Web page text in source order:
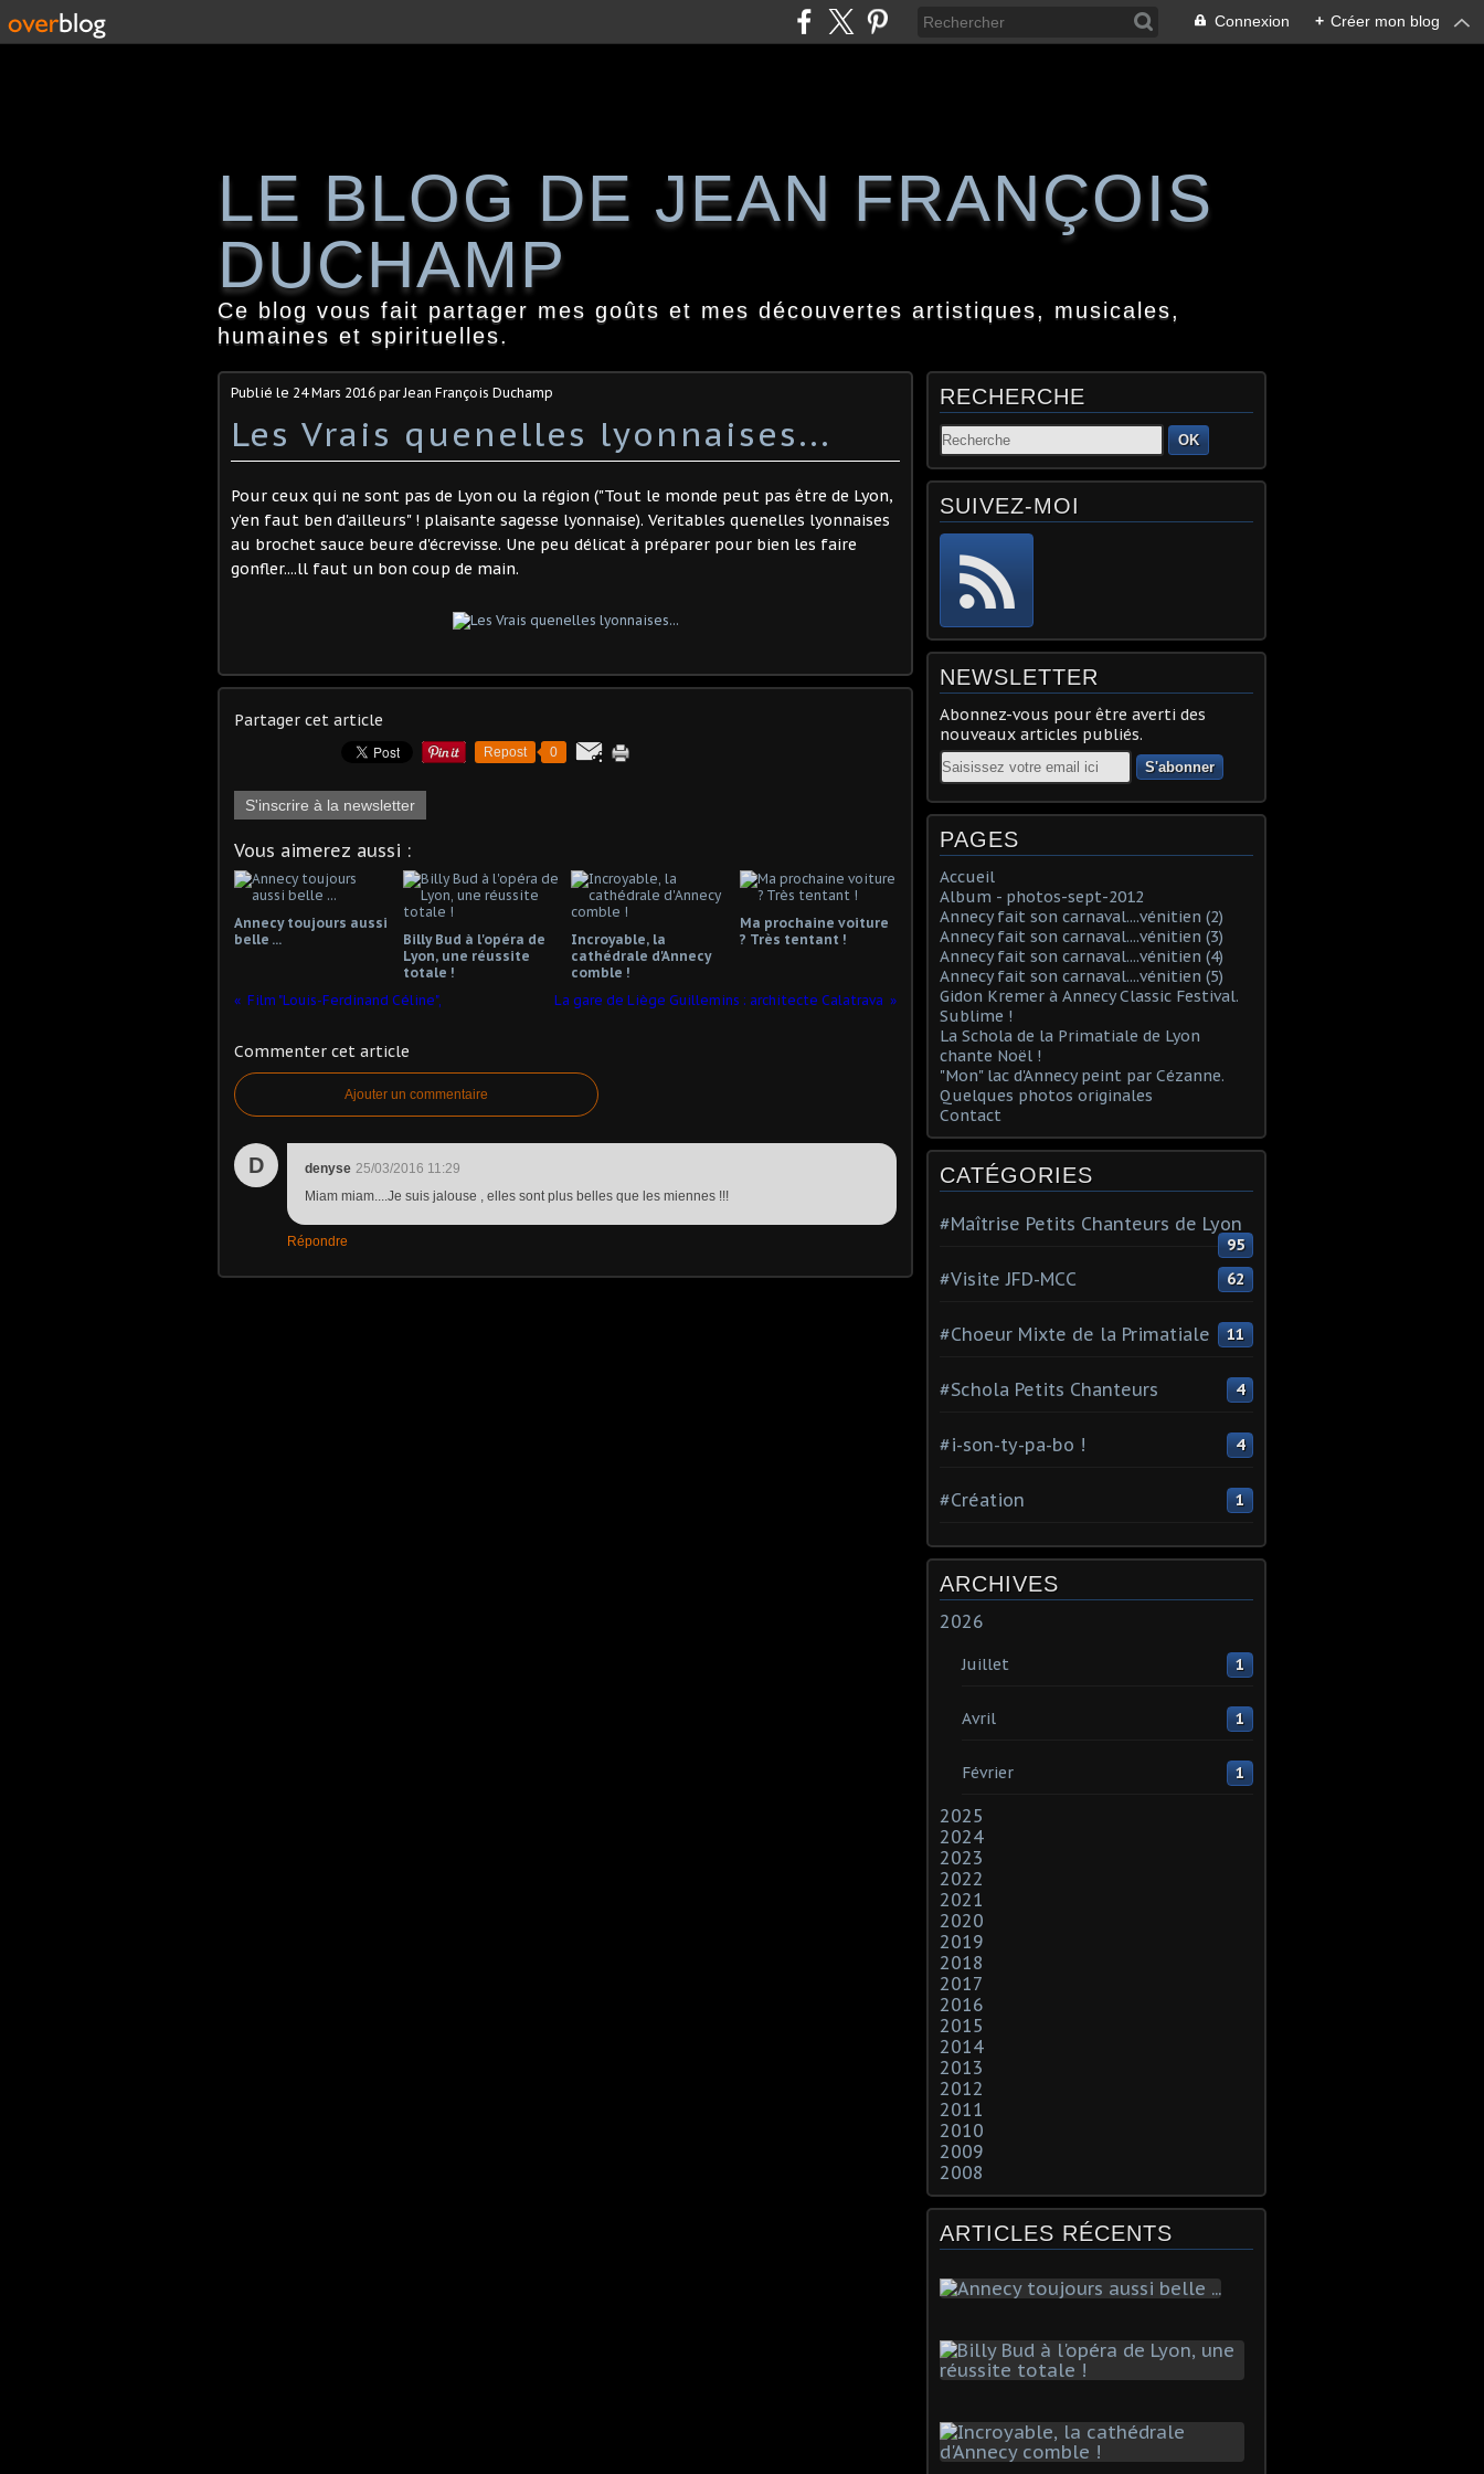
Connexion + Créer mon blog
LE BLOG DE JEAN FRANÇOIS
DUCHAMP
Ce blog vous fait partager mes goûts et mes découvertes artistiques, musicales,
humaines et spirituelles.
Publié le 24 Mars 2016 par Jean François Duchamp
Les Vrais quenelles lyonnaises...
Pour ceux qui ne sont pas de Lyon ou la région ("Tout le monde peut pas être de Lyon,
y'en faut ben d'ailleurs" ! plaisante sagesse lyonnaise). Veritables quenelles lyonnaises
au brochet sauce beure d'écrevisse. Une peu délicat à préparer pour bien les faire
gonfler....ll faut un bon coup de main.
Partager cet article
Repost 0
S'inscrire à la newsletter
Vous aimerez aussi :
Annecy toujours aussi
belle ...
Billy Bud à l'opéra de
Lyon, une réussite
totale !
Incroyable, la
cathédrale d'Annecy
comble !
Ma prochaine voiture
? Très tentant !
Film "Louis-Ferdinand Céline", La gare de Liège Guillemins : architecte Calatrava
Commenter cet article
Ajouter un commentaire
D denyse 25/03/2016 11:29
Miam miam....Je suis jalouse , elles sont plus belles que les miennes !!!
Répondre
RECHERCHE
OK
SUIVEZ-MOI
NEWSLETTER
Abonnez-vous pour être averti des
nouveaux articles publiés.
Email
PAGES
Accueil
Album - photos-sept-2012
Annecy fait son carnaval....vénitien (2)
Annecy fait son carnaval....vénitien (3)
Annecy fait son carnaval....vénitien (4)
Annecy fait son carnaval....vénitien (5)
Gidon Kremer à Annecy Classic Festival.
Sublime !
La Schola de la Primatiale de Lyon
chante Noël !
"Mon" lac d'Annecy peint par Cézanne.
Quelques photos originales
Contact
CATÉGORIES
#Maîtrise Petits Chanteurs de Lyon
95
#Visite JFD-MCC 62
#Choeur Mixte de la Primatiale 11
#Schola Petits Chanteurs 4
#i-son-ty-pa-bo ! 4
#Création 1
ARCHIVES
2026
Juillet 1
Avril 1
Février 1
2025
2024
2023
2022
2021
2020
2019
2018
2017
2016
2015
2014
2013
2012
2011
2010
2009
2008
ARTICLES RÉCENTS